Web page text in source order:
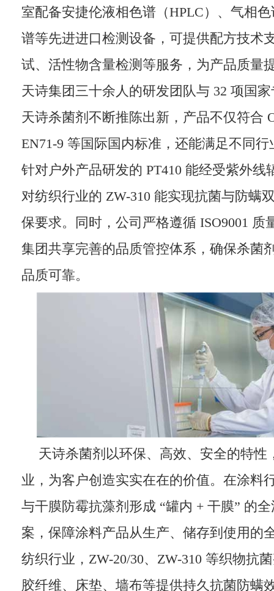
室配备安捷伦液相色谱（HPLC）、气相
谱等先进进口检测设备，可提供配方技术
试、活性物含量检测等服务，为产品质量
天诗集团三十余人的研发团队与 32 项国
天诗杀菌剂不断推陈出新，产品不仅符合
EN71-9 等国际国内标准，还能满足不同
针对户外产品研发的 PT410 能经受紫外线
对纺织行业的 ZW-310 能实现抗菌与防螨
保要求。同时，公司严格遵循 ISO9001 质
集团共享完善的品质管控体系，确保杀菌
品质可靠。
天诗杀菌剂以环保、高效、安全的特性
业，为客户创造实实在在的价值。在涂料
与干膜防霉抗藻剂形成 “罐内 + 干膜” 的
案，保障涂料产品从生产、储存到使用的
纺织行业，ZW-20/30、ZW-310 等织物抗
胶纤维、床垫、墙布等提供持久抗菌防螨